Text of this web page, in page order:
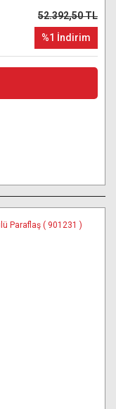
52.392,50 TL
%1 İndirim